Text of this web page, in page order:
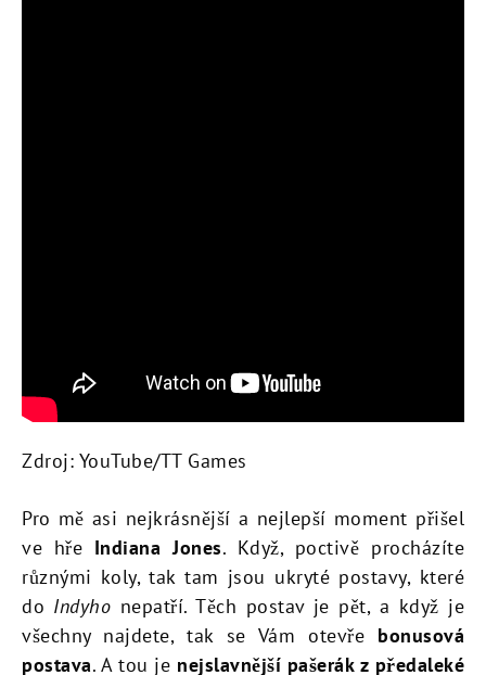
Zdroj: YouTube/TT Games
Pro mě asi nejkrásnější a nejlepší moment přišel
ve hře Indiana Jones. Když, poctivě procházíte
různými koly, tak tam jsou ukryté postavy, které
do Indyho nepatří. Těch postav je pět, a když je
všechny najdete, tak se Vám otevře bonusová
postava. A tou je nejslavnější pašerák z předaleké